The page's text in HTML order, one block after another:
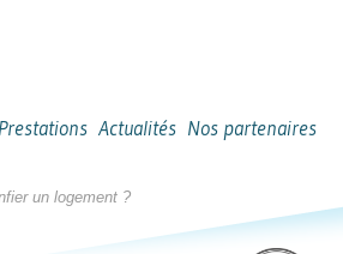
Prestations Actualités Nos partenaires
un logement ?